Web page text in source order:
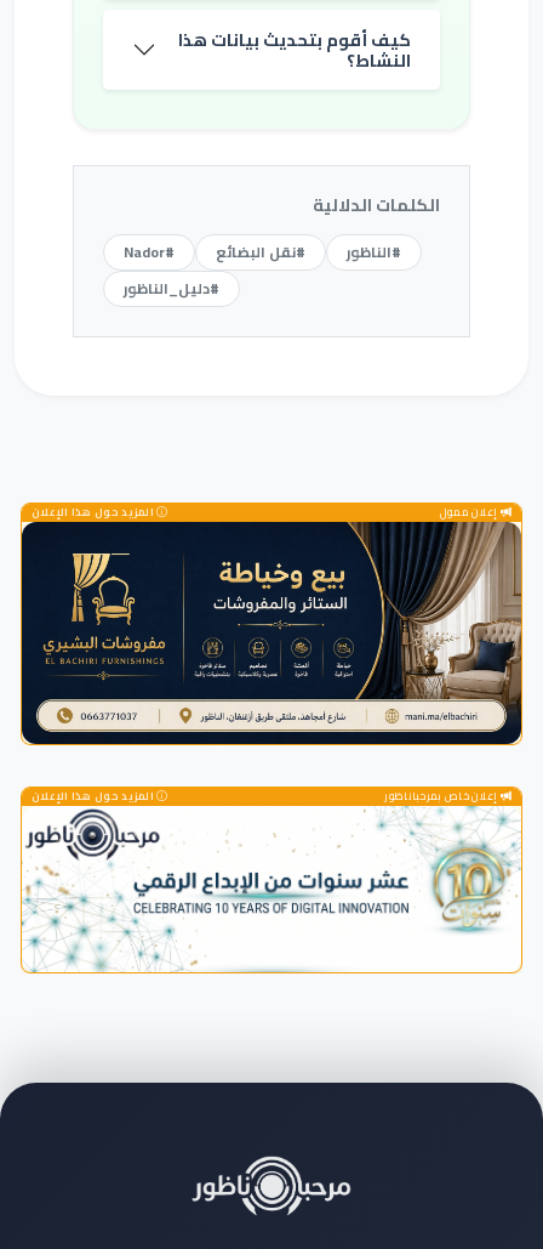
كيف أقوم بتحديث بيانات هذا
النشاط؟
الكلمات الدلالية
#الناظور #نقل البضائع
#Nador
#دليل_الناظور
إعلان ممول المزيد حول هذا الإعلان
إعلان خاص بمرحباناظور المزيد حول هذا الإعلان